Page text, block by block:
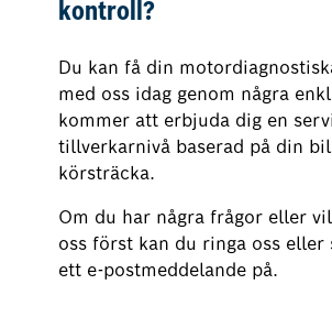
kontroll?
Du kan få din
med oss idag genom några
kommer att erbjuda dig en
tillverkarnivå baserad på din
körsträcka.
Om du har några frågor eller
oss först kan du ringa oss eller
ett e-postmeddelande på.